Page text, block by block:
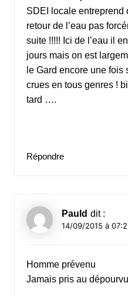
SDEI locale entreprend
retour de l’eau pas
suite !!!!! Ici de l’eau il
jours mais on est
le Gard encore une
crues en tous genres !
tard ….
Répondre
Pauld dit :
14/09/2015 à
Homme prévenu
Jamais pris au